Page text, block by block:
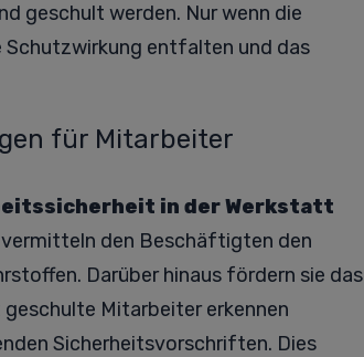
geschult werden. Nur wenn die
Schutzwirkung entfalten und das
für Mitarbeiter
in der Werkstatt
den Beschäftigten den
Darüber hinaus fördern sie das
Mitarbeiter erkennen
Sicherheitsvorschriften. Dies